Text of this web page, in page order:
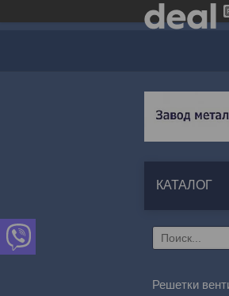
КАТАЛОГ
Решетки